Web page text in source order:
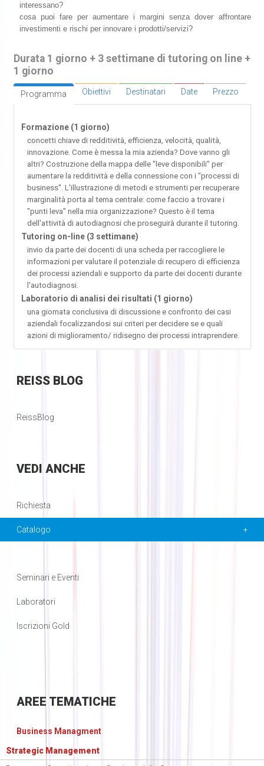
interessano?
cosa puoi fare per aumentare i margini senza dover affrontare
investimenti e rischi per innovare i prodotti/servizi?
Durata 1 giorno + 3 settimane di tutoring on line +
1 giorno
Programma Obiettivi Destinatari Date Prezzo
Formazione (1 giorno)
concetti chiave di redditività, efficienza, velocità, qualità,
innovazione. Come è messa la mia azienda? Dove vanno gli
altri? Costruzione della mappa delle "leve disponibili" per
aumentare la redditività e della connessione con i "processi di
business". L'illustrazione di metodi e strumenti per recuperare
marginalità porta al tema centrale: come faccio a trovare i
"punti leva" nella mia organizzazione? Questo è il tema
dell'attività di autodiagnosi che proseguirà durante il tutoring.
Tutoring on-line (3 settimane)
invio da parte dei docenti di una scheda per raccogliere le
informazioni per valutare il potenziale di recupero di efficienza
dei processi aziendali e supporto da parte dei docenti durante
l'autodiagnosi.
Laboratorio di analisi dei risultati (1 giorno)
una giornata conclusiva di discussione e confronto dei casi
aziendali focalizzandosi sui criteri per decidere se e quali
azioni di miglioramento/ ridisegno dei processi intraprendere.
REISSBLOG
ReissBlog
VEDI ANCHE
Richiesta
Catalogo
Seminari e Eventi
Laboratori
Iscrizioni Gold
AREE TEMATICHE
Business Managment
Strategic Management